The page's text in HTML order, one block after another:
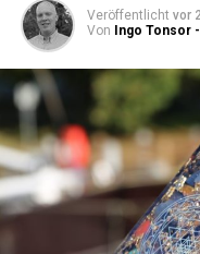
Veröffentlicht vor
Von Ingo Tonsor -